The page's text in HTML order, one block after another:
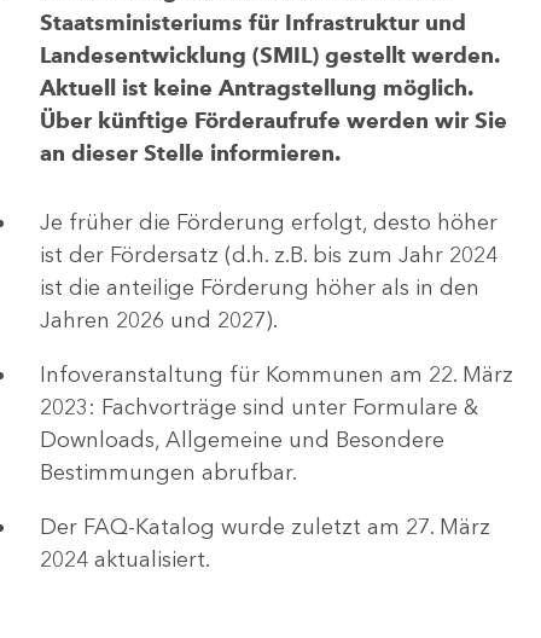
Staatsministeriums für Infrastruktur und
Landesentwicklung (SMIL) gestellt werden.
Aktuell ist keine Antragstellung möglich.
Über künftige Förderaufrufe werden wir Sie
an dieser Stelle informieren.
Je früher die Förderung erfolgt, desto höher
ist der Fördersatz (d.h. z.B. bis zum Jahr 2024
ist die anteilige Förderung höher als in den
Jahren 2026 und 2027).
Infoveranstaltung für Kommunen am 22. März
2023: Fachvorträge sind unter Formulare &
Downloads, Allgemeine und Besondere
Bestimmungen abrufbar.
Der FAQ-Katalog wurde zuletzt am 27. März
2024 aktualisiert.